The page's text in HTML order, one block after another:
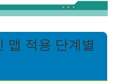
맵 적용 단계별